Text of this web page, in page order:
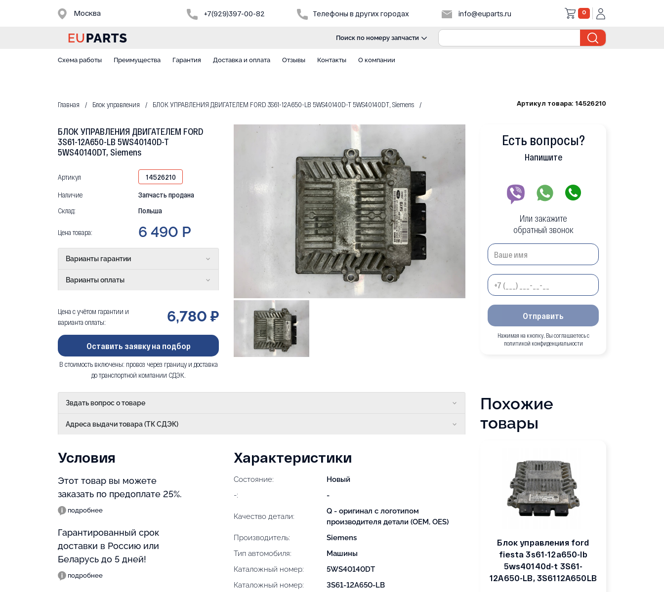
Москва +7(929)397-00-82 Телефоны в других городах info@euparts.ru 0
Поиск по номеру запчасти
Схема работы Преимущества Гарантия Доставка и оплата Отзывы Контакты О компании
Главная Блок управления БЛОК УПРАВЛЕНИЯ ДВИГАТЕЛЕМ FORD 3S61-12A650-LB 5WS40140D-T 5WS40140DT, Siemens Артикул товара: 14526210
БЛОК УПРАВЛЕНИЯ ДВИГАТЕЛЕМ FORD
3S61-12A650-LB 5WS40140D-T
5WS40140DT, Siemens
Артикул
14526210
Наличие
Запчасть продана
Склад:
Польша
Цена товара: 6 490 Р
Варианты гарантии
Варианты оплаты
Цена с учётом гарантии и
варианта оплаты:
6,780 ₽
Оставить заявку на подбор
В стоимость включены: провоз через границу и доставка
до транспортной компании СДЭК.
Звдать вопрос о товаре
Адреса выдачи товара (ТК СДЭК)
Условия
Этот товар вы можете
заказать по предоплате 25%.
подробнее
Гарантированный срок
доставки в Россию или
Беларусь до 5 дней!
подробнее
Характеристики
Состояние:
Новый
-:
-
Качество детали:
Q - оригинал с логотипом
производителя детали (OEM, OES)
Производитель:
Siemens
Тип автомобиля:
Машины
Каталожный номер:
5WS40140DT
Каталожный номер:
3S61-12A650-LB
Есть вопросы?
Напишите
Или закажите
обратный звонок
Отправить
Нажимая на кнопку, Вы соглашаетесь с
политикой конфиденциальности
Похожие
товары
Блок управления ford
fiesta 3s61-12a650-lb
5ws40140d-t 3S61-
12A650-LB, 3S6112A650LB